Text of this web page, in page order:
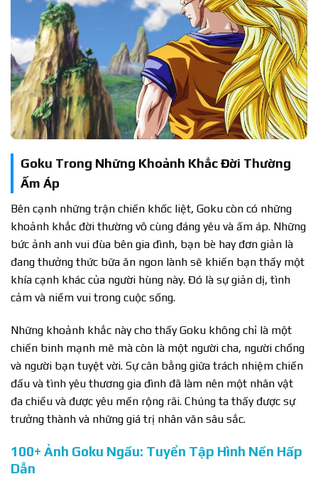
Goku Trong Những Khoảnh Khắc Đời Thường
Ấm Áp
Bên cạnh những trận chiến khốc liệt, Goku còn có những
khoảnh khắc đời thường vô cùng đáng yêu và ấm áp. Những
bức ảnh anh vui đùa bên gia đình, bạn bè hay đơn giản là
đang thưởng thức bữa ăn ngon lành sẽ khiến bạn thấy một
khía cạnh khác của người hùng này. Đó là sự giản dị, tình
cảm và niềm vui trong cuộc sống.
Những khoảnh khắc này cho thấy Goku không chỉ là một
chiến binh mạnh mẽ mà còn là một người cha, người chồng
và người bạn tuyệt vời. Sự cân bằng giữa trách nhiệm chiến
đấu và tình yêu thương gia đình đã làm nên một nhân vật
đa chiều và được yêu mến rộng rãi. Chúng ta thấy được sự
trưởng thành và những giá trị nhân văn sâu sắc.
100+ Ảnh Goku Ngầu: Tuyển Tập Hình Nền Hấp
Dẫn